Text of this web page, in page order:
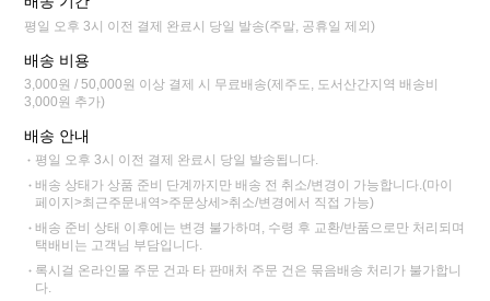
평일 오후 3시 이전 결제 완료시 당일 발송(주말, 공휴일 제외)
배송 비용
3,000원 / 50,000원 이상 결제 시 무료배송(제주도, 도서산간지역 배송비
3,000원 추가)
배송 안내
평일 오후 3시 이전 결제 완료시 당일 발송됩니다.
배송 상태가 상품 준비 단계까지만 배송 전 취소/변경이 가능합니다.(마이
페이지>최근주문내역>주문상세>취소/변경에서 직접 가능)
배송 준비 상태 이후에는 변경 불가하며, 수령 후 교환/반품으로만 처리되며
택배비는 고객님 부담입니다.
록시걸 온라인몰 주문 건과 타 판매처 주문 건은 묶음배송 처리가 불가합니
다.